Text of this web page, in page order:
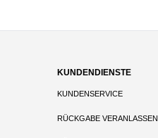
KUNDENDIENSTE
KUNDENSERVICE
RÜCKGABE VERANLASSEN